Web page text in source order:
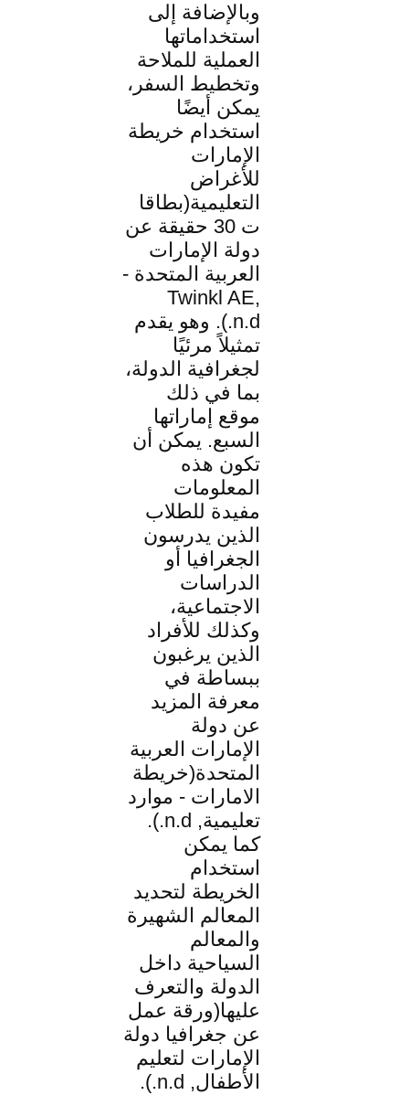
وبالإضافة إلى
استخداماتها
العملية للملاحة
وتخطيط السفر،
يمكن أيضًا
استخدام خريطة
الإمارات
للأغراض
التعليمية(بطاقا
ت 30 حقيقة عن
دولة الإمارات
العربية المتحدة -
Twinkl AE,
n.d.). وهو يقدم
تمثيلاً مرئيًا
لجغرافية الدولة،
بما في ذلك
موقع إماراتها
السبع. يمكن أن
تكون هذه
المعلومات
مفيدة للطلاب
الذين يدرسون
الجغرافيا أو
الدراسات
الاجتماعية،
وكذلك للأفراد
الذين يرغبون
ببساطة في
معرفة المزيد
عن دولة
الإمارات العربية
المتحدة(خريطة
الامارات - موارد
تعليمية, n.d.).
كما يمكن
استخدام
الخريطة لتحديد
المعالم الشهيرة
والمعالم
السياحية داخل
الدولة والتعرف
عليها(ورقة عمل
عن جغرافيا دولة
الإمارات لتعليم
الأطفال, n.d.).